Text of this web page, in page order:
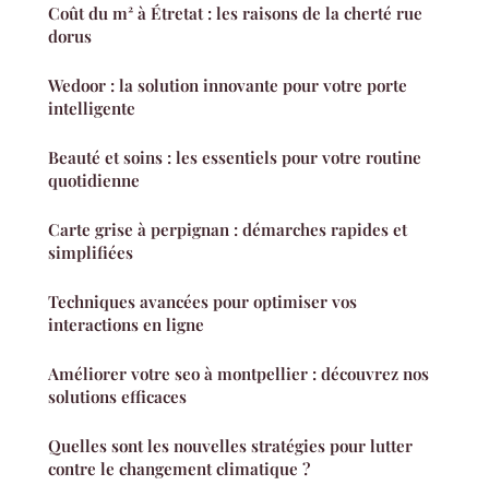
Coût du m² à Étretat : les raisons de la cherté rue
dorus
Wedoor : la solution innovante pour votre porte
intelligente
Beauté et soins : les essentiels pour votre routine
quotidienne
Carte grise à perpignan : démarches rapides et
simplifiées
Techniques avancées pour optimiser vos
interactions en ligne
Améliorer votre seo à montpellier : découvrez nos
solutions efficaces
Quelles sont les nouvelles stratégies pour lutter
contre le changement climatique ?